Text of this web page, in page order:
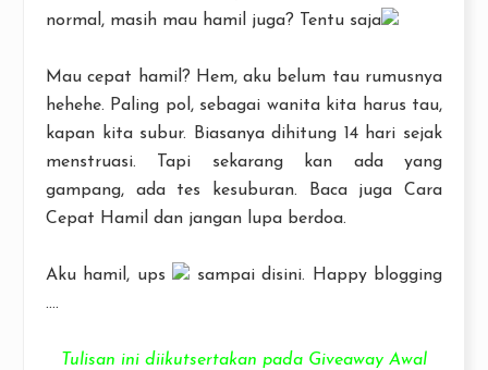
normal, masih mau hamil juga? Tentu saja
Mau cepat hamil? Hem, aku belum tau rumusnya
hehehe. Paling pol, sebagai wanita kita harus tau,
kapan kita subur. Biasanya dihitung 14 hari sejak
menstruasi. Tapi sekarang kan ada yang
gampang, ada tes kesuburan. Baca juga Cara
Cepat Hamil dan jangan lupa berdoa.
Aku hamil, ups
sampai disini. Happy blogging
....
Tulisan ini diikutsertakan pada Giveaway Awal